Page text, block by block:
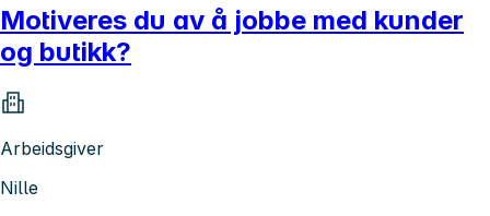
Motiveres du av å jobbe med kunder
og butikk?
Arbeidsgiver
Nille